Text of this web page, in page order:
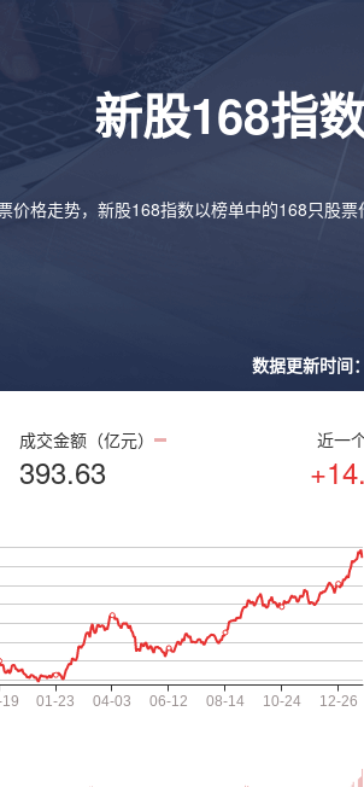
新股168指
价格走势，新股168指数以榜单中的168只股票
数据更新时间
成交金额（亿元）
393.63
近一